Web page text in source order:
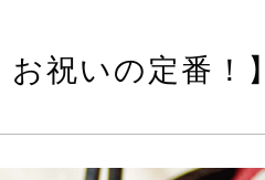
祝いの定番！】